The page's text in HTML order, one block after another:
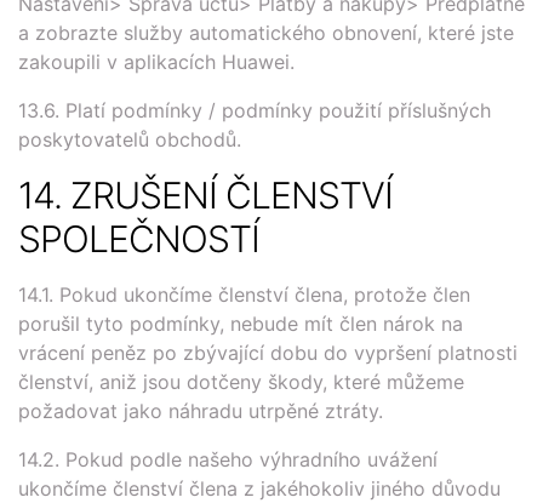
a zobrazte služby automatického obnovení, které jste
zakoupili v aplikacích Huawei.
13.6. Platí podmínky / podmínky použití příslušných
poskytovatelů obchodů.
14. ZRUŠENÍ ČLENSTVÍ
SPOLEČNOSTÍ
14.1. Pokud ukončíme členství člena, protože člen
porušil tyto podmínky, nebude mít člen nárok na
vrácení peněz po zbývající dobu do vypršení platnosti
členství, aniž jsou dotčeny škody, které můžeme
požadovat jako náhradu utrpěné ztráty.
14.2. Pokud podle našeho výhradního uvážení
ukončíme členství člena z jakéhokoliv jiného důvodu